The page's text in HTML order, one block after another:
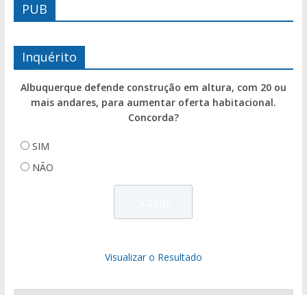
PUB
Inquérito
Albuquerque defende construção em altura, com 20 ou
mais andares, para aumentar oferta habitacional.
Concorda?
SIM
NÃO
Visualizar o Resultado